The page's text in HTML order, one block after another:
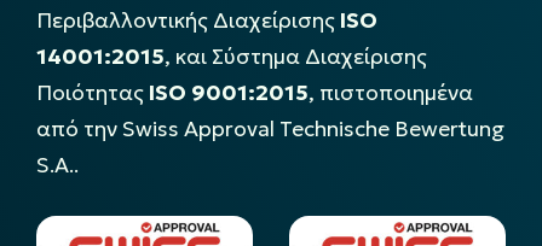
Περιβαλλοντικής Διαχείρισης ISO
14001:2015, και Σύστημα Διαχείρισης
Ποιότητας ISO 9001:2015, πιστοποιημένα
από την Swiss Approval Technische Bewertung
S.A..